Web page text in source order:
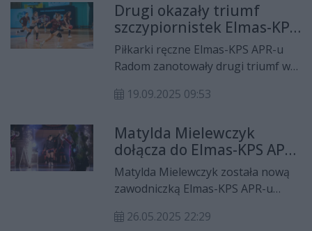
Drugi okazały triumf
szczypiornistek Elmas-KPS
APR-u Radom
Piłkarki ręczne Elmas-KPS APR-u
Radom zanotowały drugi triumf w
razem wysoko pokonały SMS ZPRP
19.09.2025 09:53
Matylda Mielewczyk
dołącza do Elmas-KPS APR-
u Radom
Matylda Mielewczyk została nową
zawodniczką Elmas-KPS APR-u
pozycji rozgrywającej.
26.05.2025 22:29